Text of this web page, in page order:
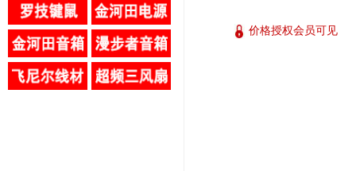
价格授权会员可见